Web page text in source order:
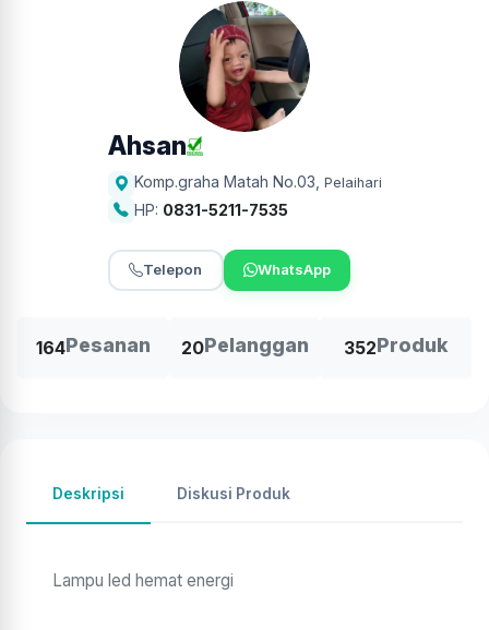
Ahsan
Komp.graha Matah No.03 Pelaihari
HP: 0831-5211-7535
Telepon WhatsApp
164Pesanan 20Pelanggan 352Produk
Deskripsi Diskusi Produk
Lampu led hemat energi